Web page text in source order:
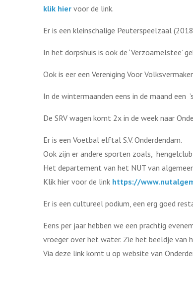
klik hier voor de link.
Er is een kleinschalige Peuterspeelzaal
In het dorpshuis is ook de ‘Verzoamelstee’
Ook is eer een Vereniging Voor
In de wintermaanden eens in de maand een
De SRV wagen komt 2x in de week naar
Er is een Voetbal elftal S.V. Onderdendam.
Ook zijn er andere sporten zoals,
Het departement van het NUT van
Klik hier voor de link https://
Er is een cultureel podium, een erg goed
Eens per jaar hebben we een prachtig
vroeger over het water. Zie het beeldje van
Via deze link komt u op website van